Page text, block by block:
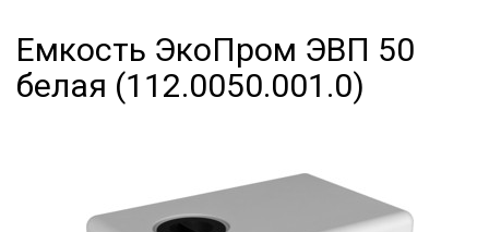
Емкость ЭкоПром ЭВП 50
белая (112.0050.001.0)